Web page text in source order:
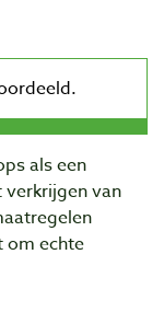
als een
van
om echte